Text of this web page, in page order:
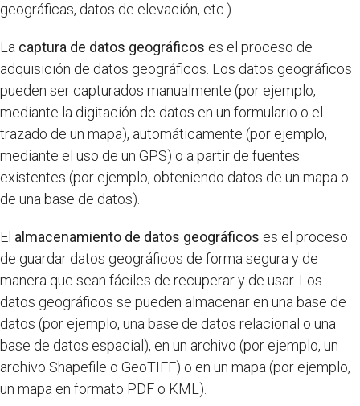
geográficas, datos de elevación, etc.).
La captura de datos geográficos es el proceso de
adquisición de datos geográficos. Los datos geográficos
pueden ser capturados manualmente (por ejemplo,
mediante la digitación de datos en un formulario o el
trazado de un mapa), automáticamente (por ejemplo,
mediante el uso de un GPS) o a partir de fuentes
existentes (por ejemplo, obteniendo datos de un mapa o
de una base de datos).
El almacenamiento de datos geográficos es el proceso
de guardar datos geográficos de forma segura y de
manera que sean fáciles de recuperar y de usar. Los
datos geográficos se pueden almacenar en una base de
datos (por ejemplo, una base de datos relacional o una
base de datos espacial), en un archivo (por ejemplo, un
archivo Shapefile o GeoTIFF) o en un mapa (por ejemplo,
un mapa en formato PDF o KML).